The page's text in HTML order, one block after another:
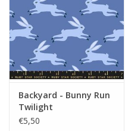
Backyard - Bunny Run
Twilight
€5,50